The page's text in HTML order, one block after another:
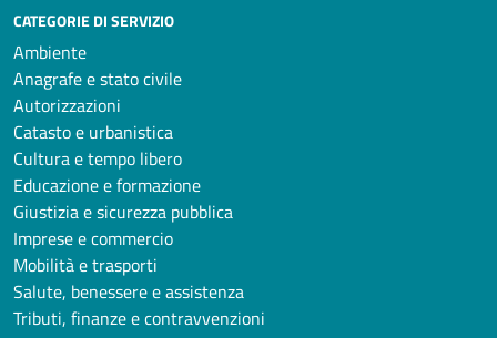
CATEGORIE DI SERVIZIO
Ambiente
Anagrafe e stato civile
Autorizzazioni
Catasto e urbanistica
Cultura e tempo libero
Educazione e formazione
Giustizia e sicurezza pubblica
Imprese e commercio
Mobilità e trasporti
Salute, benessere e assistenza
Tributi, finanze e contravvenzioni